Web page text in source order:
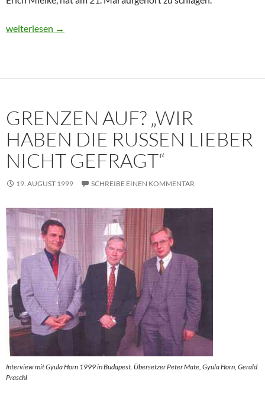
Historisches Dokument: Die Trauerrede für Erich Mielke (1907-
weiterlesen →
GRENZEN AUF? „WIR
HABEN DIE RUSSEN LIEBER
NICHT GEFRAGT“
19. AUGUST 1999 SCHREIBE EINEN KOMMENTAR
Interview mit Gyula Horn 1999 in Budapest. Übersetzer Peter Mate, Gyula Horn, Gerald
Praschl